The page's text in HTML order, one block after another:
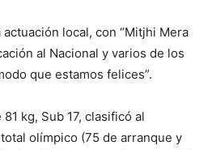
local, con “Mitjhi Mera
al Nacional y varios de los
que estamos felices”.
kg, Sub 17, clasificó al
olímpico (75 de arranque y